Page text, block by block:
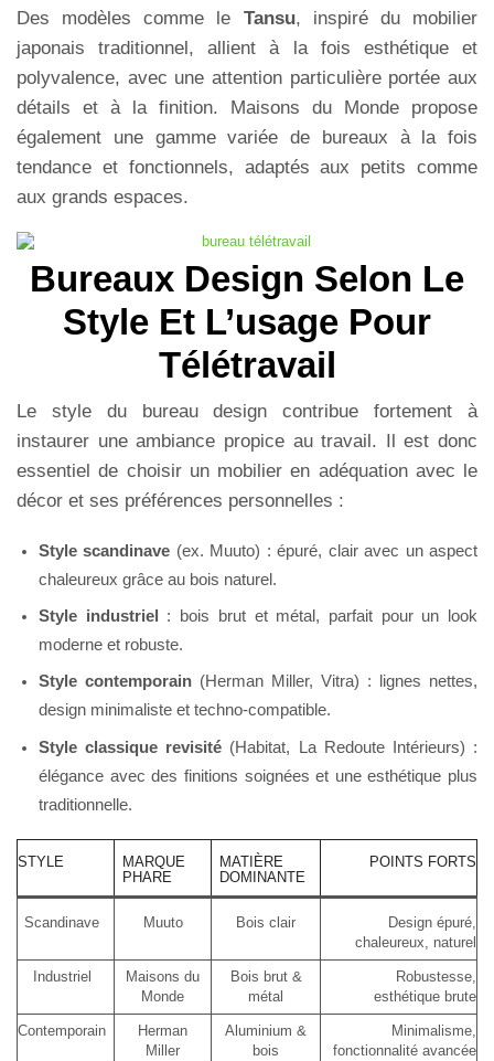
Des modèles comme le Tansu, inspiré du mobilier
japonais traditionnel, allient à la fois esthétique et
polyvalence, avec une attention particulière portée aux
détails et à la finition. Maisons du Monde propose
également une gamme variée de bureaux à la fois
tendance et fonctionnels, adaptés aux petits comme
aux grands espaces.
Bureaux Design Selon Le
Style Et L’usage Pour
Télétravail
Le style du bureau design contribue fortement à
instaurer une ambiance propice au travail. Il est donc
essentiel de choisir un mobilier en adéquation avec le
décor et ses préférences personnelles :
Style scandinave (ex. Muuto) : épuré, clair avec un aspect
chaleureux grâce au bois naturel.
Style industriel
: bois brut et métal, parfait pour un look
moderne et robuste.
Style contemporain (Herman Miller, Vitra) : lignes nettes,
design minimaliste et techno-compatible.
Style classique revisité (Habitat, La Redoute Intérieurs) :
élégance avec des finitions soignées et une esthétique plus
traditionnelle.
STYLE
MARQUE
PHARE
MATIÈRE
DOMINANTE
POINTS FORTS
Scandinave Muuto Bois clair
Design épuré,
chaleureux, naturel
Industriel
Maisons du
Monde
Bois brut &
métal
Robustesse,
esthétique brute
Contemporain
Herman
Miller
Aluminium &
bois
Minimalisme,
fonctionnalité avancée